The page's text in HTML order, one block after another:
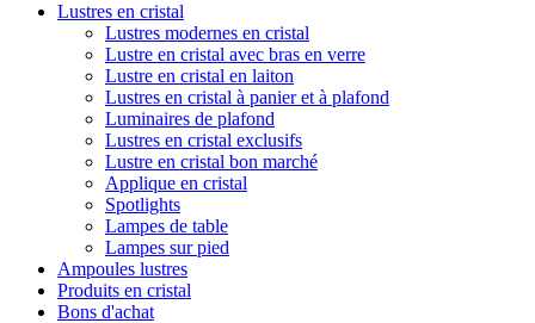
Lustres en cristal
Lustres modernes en cristal
Lustre en cristal avec bras en verre
Lustre en cristal en laiton
Lustres en cristal à panier et à plafond
Luminaires de plafond
Lustres en cristal exclusifs
Lustre en cristal bon marché
Applique en cristal
Spotlights
Lampes de table
Lampes sur pied
Ampoules lustres
Produits en cristal
Bons d'achat